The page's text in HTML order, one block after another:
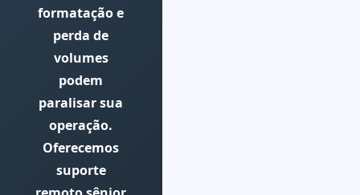
formatação e
perda de
volumes
podem
paralisar sua
operação.
Oferecemos
suporte